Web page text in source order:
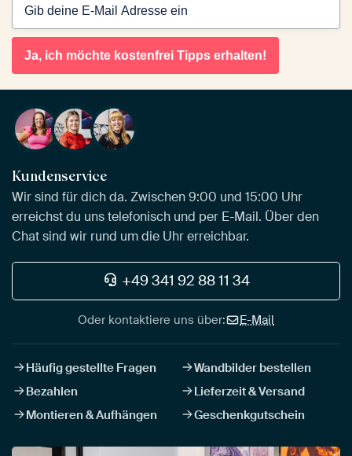
Ja, ich möchte kostenfrei Tipps erhalten!
Kundenservice
Wir sind für dich da. Zwischen 9:00 und 15:00 Uhr
erreichst du uns telefonisch und per E-Mail. Über den
Chat sind wir rund um die Uhr erreichbar.
+49 341 92 88 11 34
Oder kontaktiere uns über: E-Mail
Häufig gestellte Fragen
Wandbilder bestellen
Bezahlen
Lieferzeit & Versand
Montieren & Aufhängen
Geschenkgutschein